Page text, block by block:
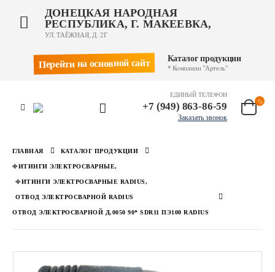
ДОНЕЦКАЯ НАРОДНАЯ
РЕСПУБЛИКА, Г. МАКЕЕВКА,
УЛ. ТАЁЖНАЯ, Д. 2Г
Перейти на основной сайт Каталог продукции
* Компании "Артель"
ЕДИНЫЙ ТЕЛЕФОН
+7 (949) 863-86-59
Заказать звонок
ГЛАВНАЯ КАТАЛОГ ПРОДУКЦИИ
ФИТИНГИ ЭЛЕКТРОСВАРНЫЕ,
ФИТИНГИ ЭЛЕКТРОСВАРНЫЕ RADIUS,
ОТВОД ЭЛЕКТРОСВАРНОЙ RADIUS
ОТВОД ЭЛЕКТРОСВАРНОЙ Д.0050 90* SDR11 ПЭ100 RADIUS